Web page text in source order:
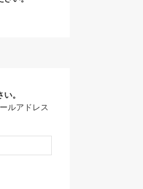
。
ルアドレス